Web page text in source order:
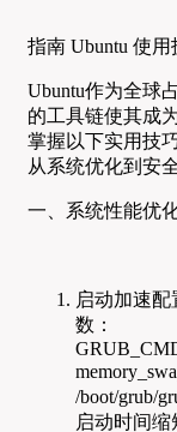
指南 Ubuntu 使用
Ubuntu作为全球
的工具链使其成
掌握以下实用技
从系统优化到安
一、系统性能优
启动加速配
数：
/boot/grub/
启动时间缩